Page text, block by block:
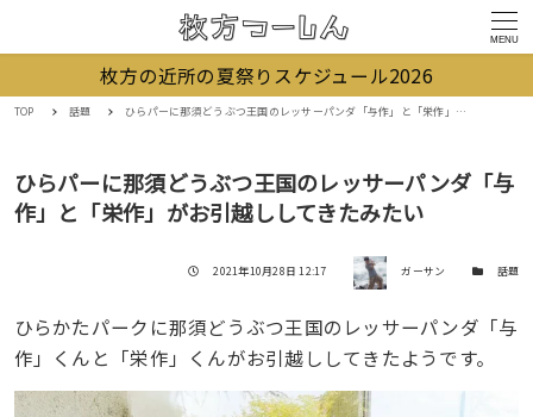
MENU
枚方の近所の夏祭りスケジュール2026
TOP 話題 ひらパーに那須どうぶつ王国のレッサーパンダ「与作」と「栄作」がお引越ししてきたみたい
ひらパーに那須どうぶつ王国のレッサーパンダ「与
作」と「栄作」がお引越ししてきたみたい
投稿日
2021年10月28日 12:17 著者 ガーサン カテゴリー
話題
ひらかたパークに那須どうぶつ王国のレッサーパンダ「与
作」くんと「栄作」くんがお引越ししてきたようです。